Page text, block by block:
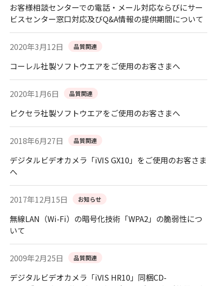
お客様相談センターでの電話・メール対応ならびにサー
ビスセンター窓口対応及びQ&A情報の提供期間について
2020年3月12日 品質関連
コーレル社製ソフトウエアをご使用のお客さまへ
2020年1月6日 品質関連
ピクセラ社製ソフトウエアをご使用のお客さまへ
2018年6月27日 品質関連
デジタルビデオカメラ「iVIS GX10」をご使用のお客さま
へ
2017年12月15日 お知らせ
無線LAN（Wi-Fi）の暗号化技術「WPA2」の脆弱性につ
いて
2009年2月25日 品質関連
デジタルビデオカメラ「iVIS HR10」同梱CD-